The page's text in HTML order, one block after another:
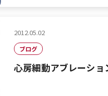
2012.05.02
ブログ
心房細動アブレーシ